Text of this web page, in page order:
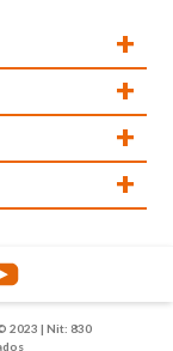
+
+
+
+
2023 | Nit: 830